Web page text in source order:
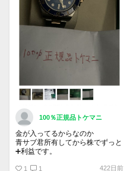
100％正規品トケマニ
金が入ってるからなのか
青サブ君所有してから株でずっと
➕利益です。
銘柄番号7932 ニッピ
1 1 422日前